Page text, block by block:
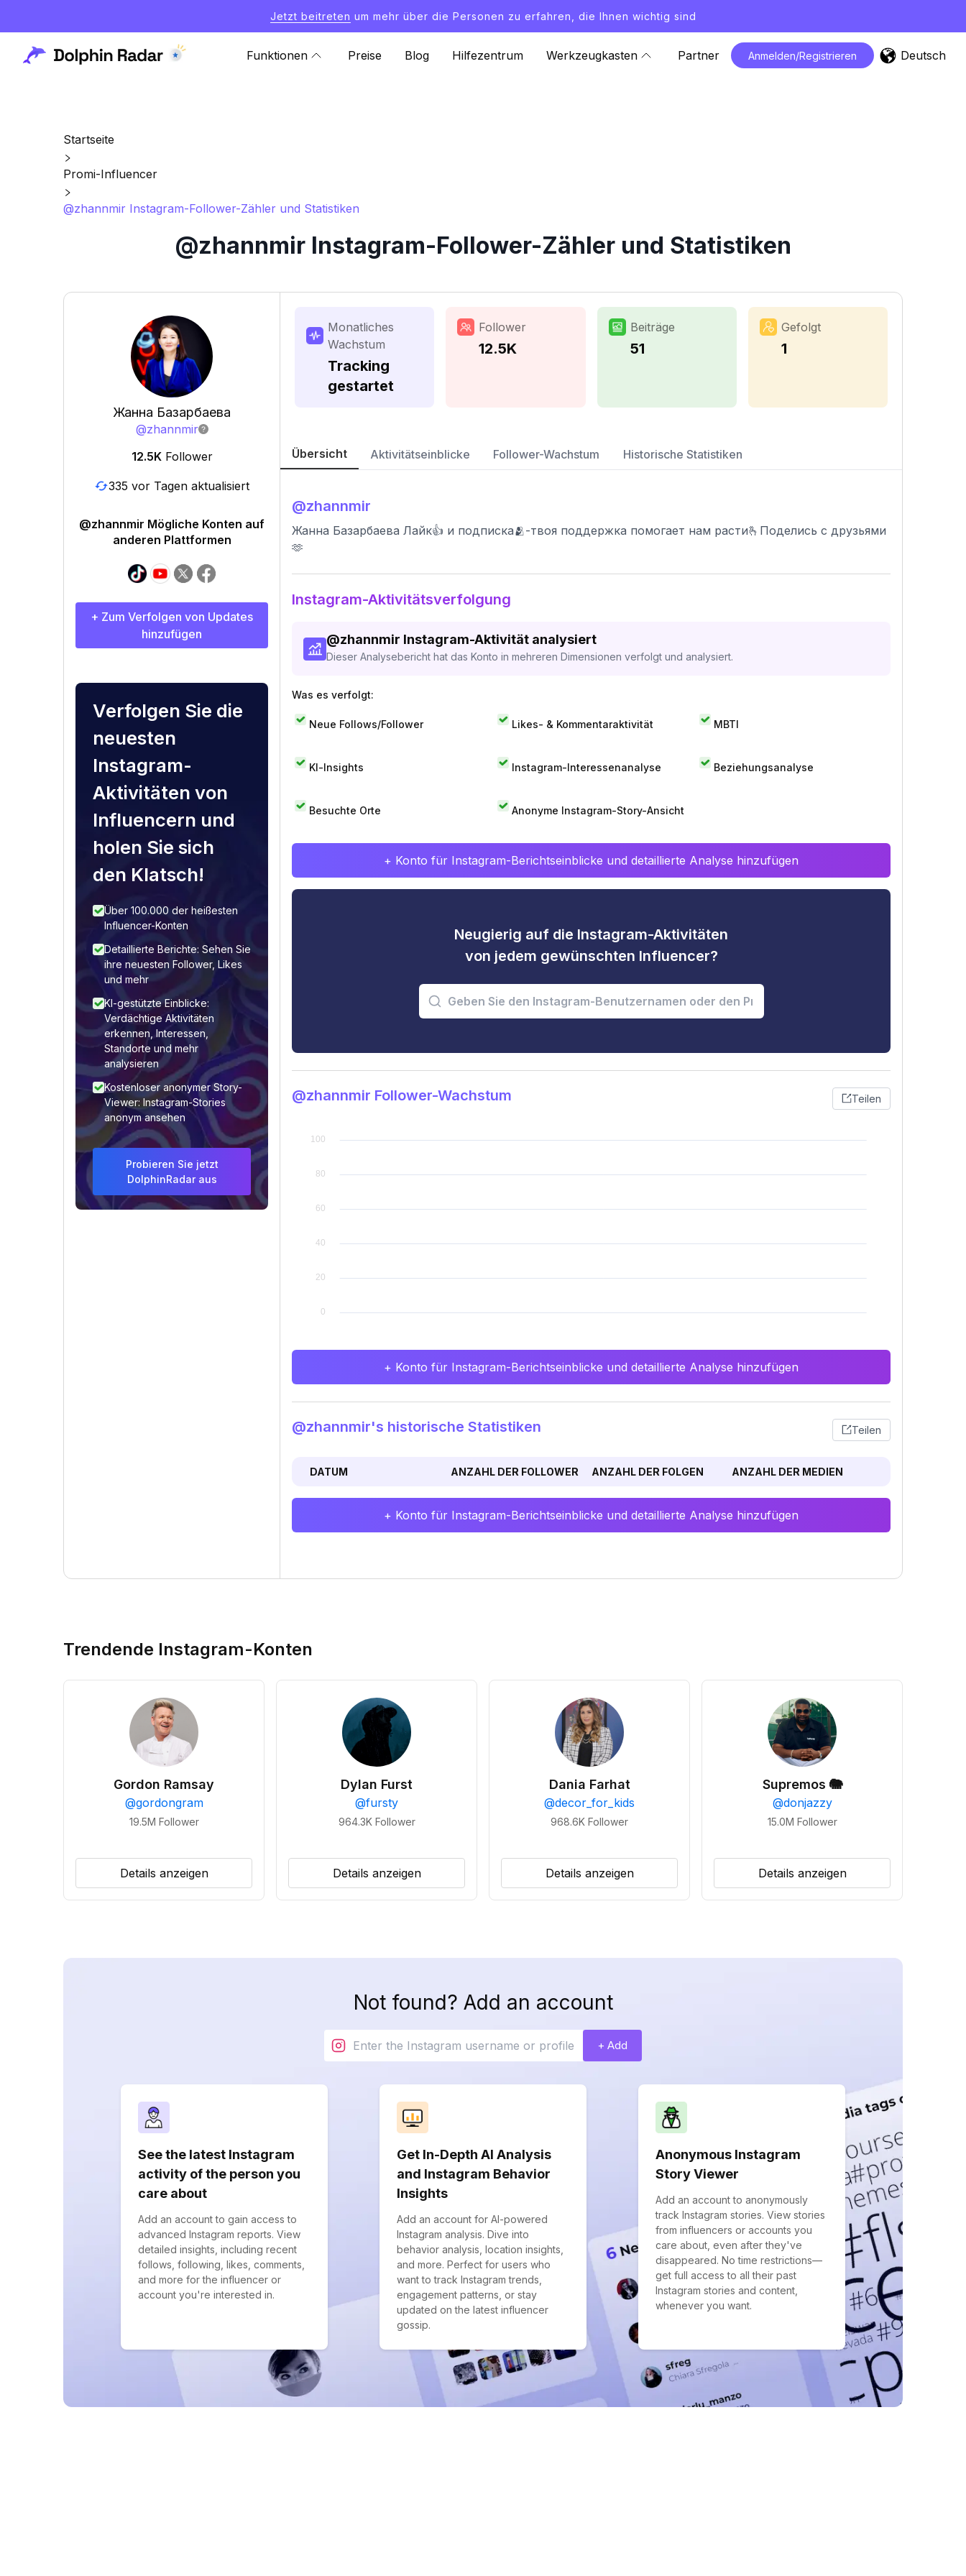
Jetzt beitreten um mehr über die Personen zu erfahren, die Ihnen wichtig sind
Funktionen Preise Blog Hilfezentrum Werkzeugkasten Partner Anmelden/Registrieren Deutsch
Startseite
Promi-Influencer
@zhannmir Instagram-Follower-Zähler und Statistiken
@zhannmir Instagram-Follower-Zähler und Statistiken
Жанна Базарбаева
@zhannmir
12.5K Follower
335 vor Tagen aktualisiert
@zhannmir Mögliche Konten auf
anderen Plattformen
+ Zum Verfolgen von Updates
hinzufügen
Verfolgen Sie die
neuesten
Instagram-
Aktivitäten von
Influencern und
holen Sie sich
den Klatsch!
Über 100.000 der heißesten
Influencer-Konten
Detaillierte Berichte: Sehen Sie
ihre neuesten Follower, Likes
und mehr
KI-gestützte Einblicke:
Verdächtige Aktivitäten
erkennen, Interessen,
Standorte und mehr
analysieren
Kostenloser anonymer Story-
Viewer: Instagram-Stories
anonym ansehen
Probieren Sie jetzt
DolphinRadar aus
Monatliches
Wachstum
Tracking
gestartet
Follower
12.5K
Beiträge
51
Gefolgt
1
Übersicht Aktivitätseinblicke Follower-Wachstum Historische Statistiken
@zhannmir
Жанна Базарбаева Лайк👍 и подписка🫂-твоя поддержка помогает нам расти🫰Поделись с друзьями
🫶
Instagram-Aktivitätsverfolgung
@zhannmir Instagram-Aktivität analysiert
Dieser Analysebericht hat das Konto in mehreren Dimensionen verfolgt und analysiert.
Was es verfolgt:
Neue Follows/Follower Likes- & Kommentaraktivität MBTI
KI-Insights Instagram-Interessenanalyse Beziehungsanalyse
Besuchte Orte Anonyme Instagram-Story-Ansicht
+ Konto für Instagram-Berichtseinblicke und detaillierte Analyse hinzufügen
Neugierig auf die Instagram-Aktivitäten
von jedem gewünschten Influencer?
@zhannmir Follower-Wachstum Teilen
+ Konto für Instagram-Berichtseinblicke und detaillierte Analyse hinzufügen
@zhannmir's historische Statistiken Teilen
DATUM ANZAHL DER FOLLOWER ANZAHL DER FOLGEN ANZAHL DER MEDIEN
+ Konto für Instagram-Berichtseinblicke und detaillierte Analyse hinzufügen
Trendende Instagram-Konten
Gordon Ramsay
@gordongram
19.5M Follower
Details anzeigen
Dylan Furst
@fursty
964.3K Follower
Details anzeigen
Dania Farhat
@decor_for_kids
968.6K Follower
Details anzeigen
Supremos 🐘
@donjazzy
15.0M Follower
Details anzeigen
Not found? Add an account
+ Add
See the latest Instagram
activity of the person you
care about
Add an account to gain access to
advanced Instagram reports. View
detailed insights, including recent
follows, following, likes, comments,
and more for the influencer or
account you're interested in.
Get In-Depth AI Analysis
and Instagram Behavior
Insights
Add an account for AI-powered
Instagram analysis. Dive into
behavior analysis, location insights,
and more. Perfect for users who
want to track Instagram trends,
engagement patterns, or stay
updated on the latest influencer
gossip.
Anonymous Instagram
Story Viewer
Add an account to anonymously
track Instagram stories. View stories
from influencers or accounts you
care about, even after they've
disappeared. No time restrictions—
get full access to all their past
Instagram stories and content,
whenever you want.